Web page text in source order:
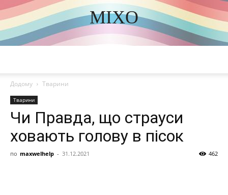
MIXO
DISCOVER THE ART OF PUBLISHING
Додому Тварини
Тварини
Чи Правда, що страуси
ховають голову в пісок
по maxwelhelp - 31.12.2021 462